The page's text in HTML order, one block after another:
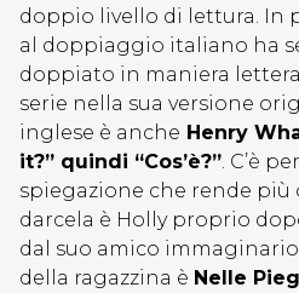
doppio livello di lettura. In
al doppiaggio italiano ha
doppiato in maniera
serie nella sua versione
inglese è anche Henry
it?” quindi “Cos’è?”. C’è
spiegazione che rende più
darcela è Holly proprio
dal suo amico
della ragazzina è Nelle